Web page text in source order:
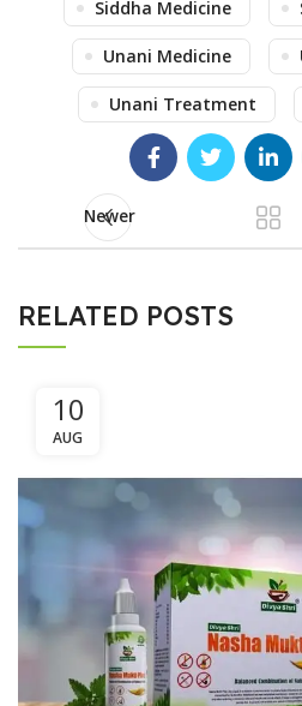
Siddha Medicine
Unani Medicine
Unani Treatment
Newer
RELATED POSTS
10
AUG